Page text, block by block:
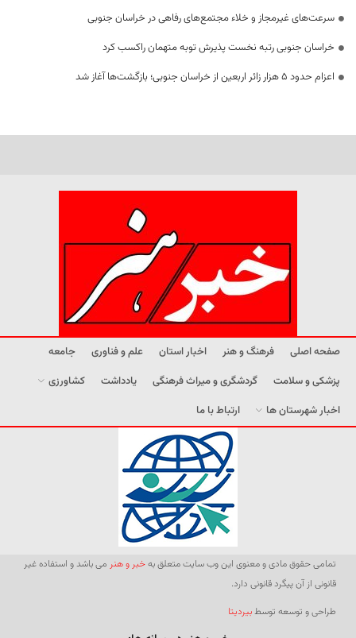
سرعت‌های غیرمجاز و خلاء مجتمع‌های رفاهی در خراسان جنوبی
خراسان جنوبی رتبه نخست پذیرش توبه متهمان راکسب کرد
اعزام حدود 5 هزار زائر اربعین از خراسان جنوبی؛ بازگشت‌ها آغاز شد
صفحه اصلی فرهنگ و هنر اخبار استان علم و فناوری
جامعه
پزشکی و سلامت
گردشگری و میراث فرهنگی یادداشت
کشاورزی
اخبار شهرستان ها
ارتباط با ما
تمامی حقوق مادی و معنوی این وب سایت متعلق بهخبر و هنر می باشد و استفاده غیر
قانونی از آن پیگرد قانونی دارد.
طراحی و توسعه توسطبیردیتا